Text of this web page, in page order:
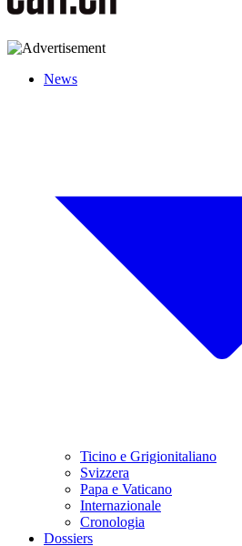
News
Ticino e Grigionitaliano
Svizzera
Papa e Vaticano
Internazionale
Cronologia
Dossiers